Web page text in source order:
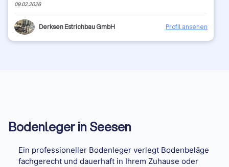
09.02.2026
Derksen Estrichbau GmbH Profil ansehen
Bodenleger in Seesen
Ein professioneller Bodenleger verlegt Bodenbeläge
fachgerecht und dauerhaft in Ihrem Zuhause oder